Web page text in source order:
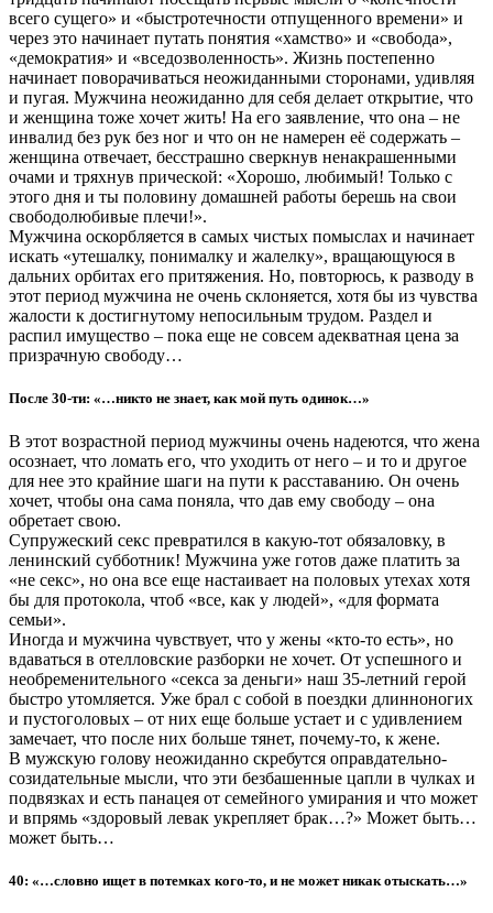
всего сущего» и «быстротечности отпущенного времени» и
через это начинает путать понятия «хамство» и «свобода»,
«демократия» и «вседозволенность». Жизнь постепенно
начинает поворачиваться неожиданными сторонами, удивляя
и пугая. Мужчина неожиданно для себя делает открытие, что
и женщина тоже хочет жить! На его заявление, что она – не
инвалид без рук без ног и что он не намерен её содержать –
женщина отвечает, бесстрашно сверкнув ненакрашенными
очами и тряхнув прической: «Хорошо, любимый! Только с
этого дня и ты половину домашней работы берешь на свои
свободолюбивые плечи!».
Мужчина оскорбляется в самых чистых помыслах и начинает
искать «утешалку, понималку и жалелку», вращающуюся в
дальних орбитах его притяжения. Но, повторюсь, к разводу в
этот период мужчина не очень склоняется, хотя бы из чувства
жалости к достигнутому непосильным трудом. Раздел и
распил имущество – пока еще не совсем адекватная цена за
призрачную свободу…
После 30-ти: «…никто не знает, как мой путь одинок…»
В этот возрастной период мужчины очень надеются, что жена
осознает, что ломать его, что уходить от него – и то и другое
для нее это крайние шаги на пути к расставанию. Он очень
хочет, чтобы она сама поняла, что дав ему свободу – она
обретает свою.
Супружеский секс превратился в какую-тот обязаловку, в
ленинский субботник! Мужчина уже готов даже платить за
«не секс», но она все еще настаивает на половых утехах хотя
бы для протокола, чтоб «все, как у людей», «для формата
семьи».
Иногда и мужчина чувствует, что у жены «кто-то есть», но
вдаваться в отелловские разборки не хочет. От успешного и
необременительного «секса за деньги» наш 35-летний герой
быстро утомляется. Уже брал с собой в поездки длинноногих
и пустоголовых – от них еще больше устает и с удивлением
замечает, что после них больше тянет, почему-то, к жене.
В мужскую голову неожиданно скребутся оправдательно-
созидательные мысли, что эти безбашенные цапли в чулках и
подвязках и есть панацея от семейного умирания и что может
и впрямь «здоровый левак укрепляет брак…?» Может быть…
может быть…
40: «…словно ищет в потемках кого-то, и не может никак отыскать…»